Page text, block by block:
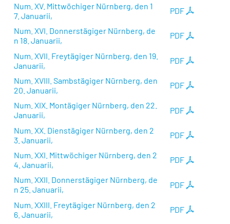
PDF
Num. XV. Mittwöchiger Nürnberg, den 1
7. Januarii,
PDF
Num. XVI. Donnerstägiger Nürnberg, de
n 18. Januarii,
PDF
Num. XVII. Freytägiger Nürnberg, den 19.
Januarii,
PDF
Num. XVIII. Sambstägiger Nürnberg, den
20. Januarii,
PDF
Num. XIX. Montägiger Nürnberg, den 22.
Januarii,
PDF
Num. XX. Dienstägiger Nürnberg, den 2
3. Januarii,
PDF
Num. XXI. Mittwöchiger Nürnberg, den 2
4. Januarii,
PDF
Num. XXII. Donnerstägiger Nürnberg, de
n 25. Januarii,
PDF
Num. XXIII. Freytägiger Nürnberg, den 2
6. Januarii,